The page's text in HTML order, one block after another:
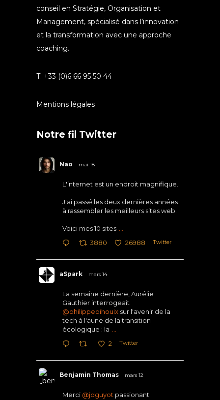
conseil en Stratégie, Organisation et
Management, spécialisé dans l’innovation
et la transformation avec une approche
coaching.
T. +33 (0)6 66 95 50 44
Mentions légales
Notre fil Twitter
Nao mai 18
L'internet est un endroit magnifique.
J'ai passé les deux dernières années
à rassembler les meilleurs sites web.
Voici mes 10 sites
3880 26988 Twitter
aSpark mars 14
La semaine dernière, Aurélie
Gauthier interrogeait
@philippebihouix sur l'avenir de la
tech à l'aune de la transition
écologique : la
2 Twitter
Benjamin Thomas mars 12
Merci @jdguyot passionant